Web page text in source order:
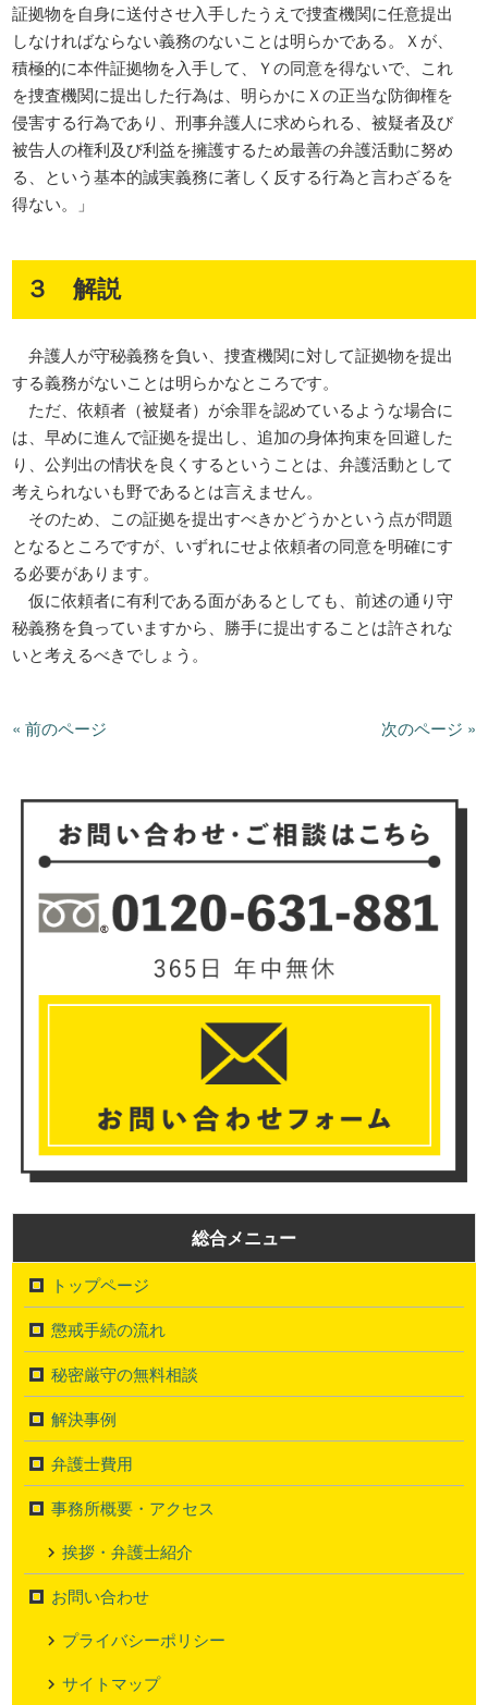
証拠物を自身に送付させ入手したうえで捜査機関に任意提出
しなければならない義務のないことは明らかである。Ｘが、
積極的に本件証拠物を入手して、Ｙの同意を得ないで、これ
を捜査機関に提出した行為は、明らかにＸの正当な防御権を
侵害する行為であり、刑事弁護人に求められる、被疑者及び
被告人の権利及び利益を擁護するため最善の弁護活動に努め
る、という基本的誠実義務に著しく反する行為と言わざるを
得ない。」
３ 解説
弁護人が守秘義務を負い、捜査機関に対して証拠物を提出
する義務がないことは明らかなところです。
ただ、依頼者（被疑者）が余罪を認めているような場合に
は、早めに進んで証拠を提出し、追加の身体拘束を回避した
り、公判出の情状を良くするということは、弁護活動として
考えられないも野であるとは言えません。
そのため、この証拠を提出すべきかどうかという点が問題
となるところですが、いずれにせよ依頼者の同意を明確にす
る必要があります。
仮に依頼者に有利である面があるとしても、前述の通り守
秘義務を負っていますから、勝手に提出することは許されな
いと考えるべきでしょう。
« 前のページ 次のページ »
総合メニュー
トップページ
懲戒手続の流れ
秘密厳守の無料相談
解決事例
弁護士費用
事務所概要・アクセス
挨拶・弁護士紹介
お問い合わせ
プライバシーポリシー
サイトマップ